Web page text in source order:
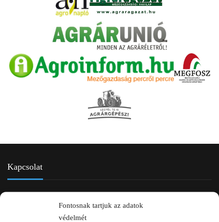
Fontosnak tartjuk az adatok
védelmét
Kapcsolat